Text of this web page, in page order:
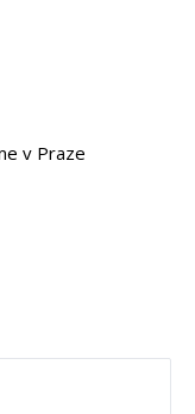
v Praze